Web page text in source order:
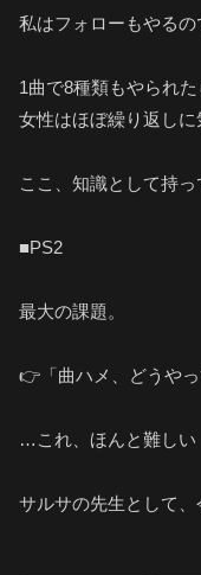
私はフォローもやるの
1曲で8種類もやられた
女性はほぼ繰り返しに
ここ、知識として持っ
■PS2
最大の課題。
👉「曲ハメ、どうやっ
…これ、ほんと難しい
サルサの先生として、